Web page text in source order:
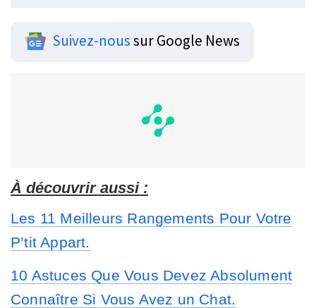
Suivez-noussur Google News
À découvrir aussi :
Les 11 Meilleurs Rangements Pour Votre
P’tit Appart.
10 Astuces Que Vous Devez Absolument
Connaître Si Vous Avez un Chat.